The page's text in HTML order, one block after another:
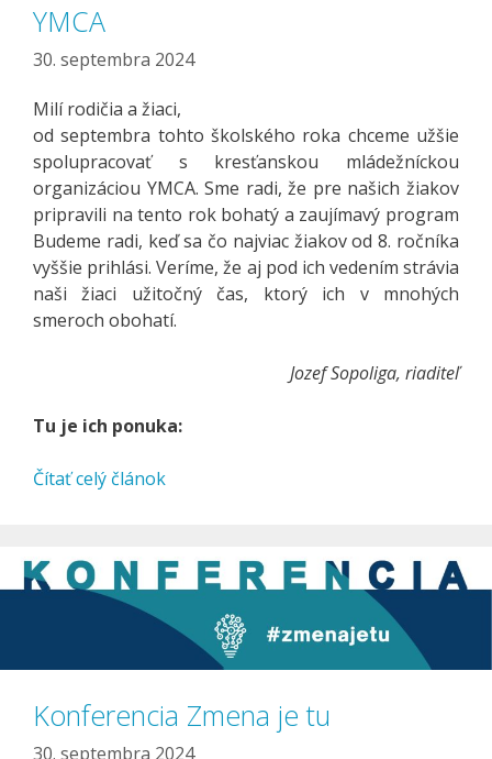
YMCA
30. septembra 2024
Milí rodičia a žiaci,
od septembra tohto školského roka chceme užšie
spolupracovať s kresťanskou mládežníckou
organizáciou YMCA. Sme radi, že pre našich žiakov
pripravili na tento rok bohatý a zaujímavý program
Budeme radi, keď sa čo najviac žiakov od 8. ročníka
vyššie prihlási. Veríme, že aj pod ich vedením strávia
naši žiaci užitočný čas, ktorý ich v mnohých
smeroch obohatí.
Jozef Sopoliga, riaditeľ
Tu je ich ponuka:
Čítať celý článok
Konferencia Zmena je tu
30. septembra 2024